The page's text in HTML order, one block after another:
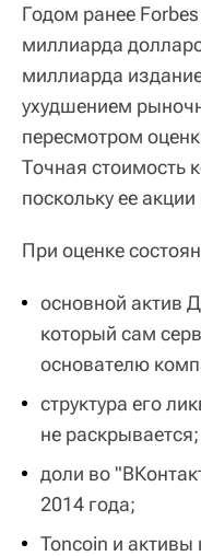
Годом ранее
миллиарда
миллиарда
ухудшением
пересмотром
Точная стоимость
поскольку ее
При оценке
основной актив
который сам
основателю
структура его
не раскрывается;
доли во
2014 года;
Toncoin и активы